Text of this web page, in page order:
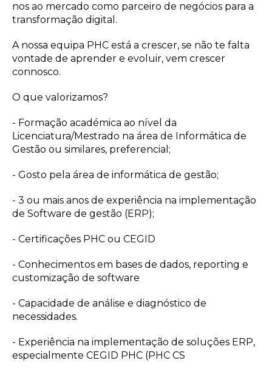
nos ao mercado como parceiro de negócios para a
transformação digital.
A nossa equipa PHC está a crescer, se não te falta
vontade de aprender e evoluir, vem crescer
connosco.
O que valorizamos?
- Formação académica ao nível da
Licenciatura/Mestrado na área de Informática de
Gestão ou similares, preferencial;
- Gosto pela área de informática de gestão;
- 3 ou mais anos de experiência na implementação
de Software de gestão (ERP);
- Certificações PHC ou CEGID
- Conhecimentos em bases de dados, reporting e
customização de software
- Capacidade de análise e diagnóstico de
necessidades.
- Experiência na implementação de soluções ERP,
especialmente CEGID PHC (PHC CS